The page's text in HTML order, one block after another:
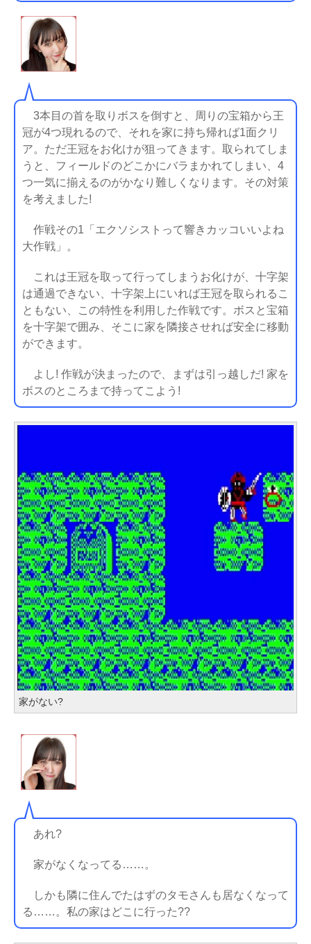
3本目の首を取りボスを倒すと、周りの宝箱から王
冠が4つ現れるので、それを家に持ち帰れば1面クリ
ア。ただ王冠をお化けが狙ってきます。取られてしま
うと、フィールドのどこかにバラまかれてしまい、4
つ一気に揃えるのがかなり難しくなります。その対策
を考えました!
作戦その1「エクソシストって響きカッコいいよね
大作戦」。
これは王冠を取って行ってしまうお化けが、十字架
は通過できない、十字架上にいれば王冠を取られるこ
ともない、この特性を利用した作戦です。ボスと宝箱
を十字架で囲み、そこに家を隣接させれば安全に移動
ができます。
よし! 作戦が決まったので、まずは引っ越しだ! 家を
ボスのところまで持ってこよう!
家がない?
あれ?
家がなくなってる……。
しかも隣に住んでたはずのタモさんも居なくなって
る……。私の家はどこに行った??